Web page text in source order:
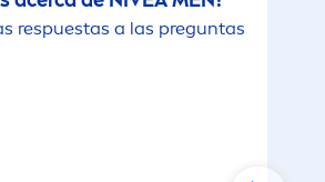
respuestas a las preguntas